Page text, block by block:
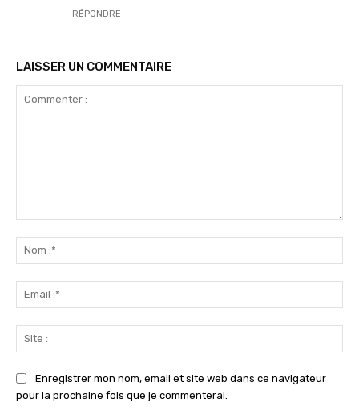
RÉPONDRE
LAISSER UN COMMENTAIRE
Enregistrer mon nom, email et site web dans ce navigateur
pour la prochaine fois que je commenterai.